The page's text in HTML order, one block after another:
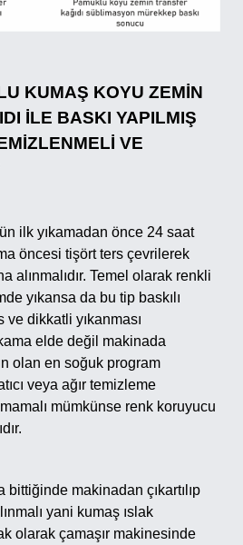
KUMAŞ KOYU ZEMİN
İLE BASKI YAPILMIŞ
VE
ilk yıkamadan önce 24 saat
öncesi tişört ters çevrilerek
alınmalıdır. Temel olarak renkli
yıkansa da bu tip baskılı
dikkatli yıkanması
elde değil makinada
olan en soğuk program
veya ağır temizleme
mümkünse renk koruyucu
bittiğinde makinadan çıkartılıp
yani kumaş ıslak
olarak çamaşır makinesinde